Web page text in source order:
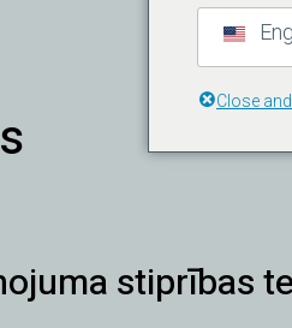
stiprības
Close